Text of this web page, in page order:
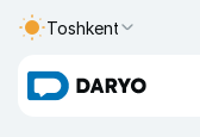
Toshkent